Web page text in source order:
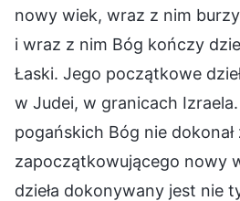
nowy wiek, wraz z nim
i wraz z nim Bóg kończy
Łaski. Jego początkowe
w Judei, w granicach
pogańskich Bóg nie dokonał
zapoczątkowującego nowy
dzieła dokonywany jest nie